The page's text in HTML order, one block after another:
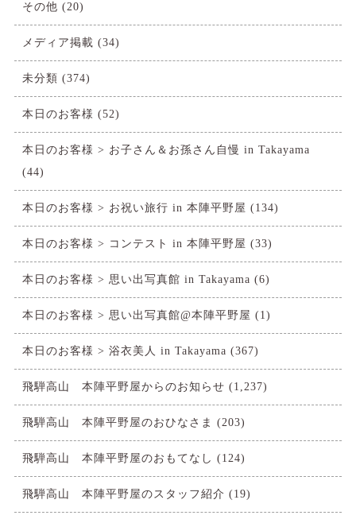
その他 (20)
メディア掲載 (34)
未分類 (374)
本日のお客様 (52)
本日のお客様 > お子さん＆お孫さん自慢 in Takayama
(44)
本日のお客様 > お祝い旅行 in 本陣平野屋 (134)
本日のお客様 > コンテスト in 本陣平野屋 (33)
本日のお客様 > 思い出写真館 in Takayama (6)
本日のお客様 > 思い出写真館@本陣平野屋 (1)
本日のお客様 > 浴衣美人 in Takayama (367)
飛騨高山 本陣平野屋からのお知らせ (1,237)
飛騨高山 本陣平野屋のおひなさま (203)
飛騨高山 本陣平野屋のおもてなし (124)
飛騨高山 本陣平野屋のスタッフ紹介 (19)